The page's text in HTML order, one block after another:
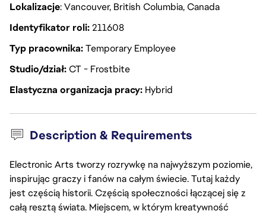
Lokalizacje: Vancouver, British Columbia, Canada
Identyfikator roli211608
Typ pracownikaTemporary Employee
Studio/działCT - Frostbite
Elastyczna organizacja pracy Hybrid
Description & Requirements
Electronic Arts tworzy rozrywkę na najwyższym poziomie,
inspirując graczy i fanów na całym świecie. Tutaj każdy
jest częścią historii. Częścią społeczności łączącej się z
całą resztą świata. Miejscem, w którym kreatywność